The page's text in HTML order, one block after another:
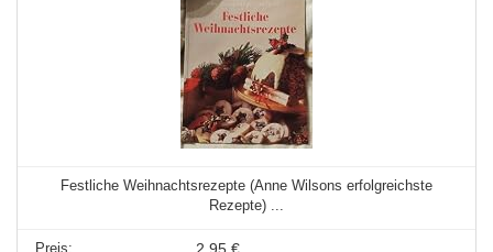
Festliche Weihnachtsrezepte (Anne Wilsons erfolgreichste
Rezepte) ...